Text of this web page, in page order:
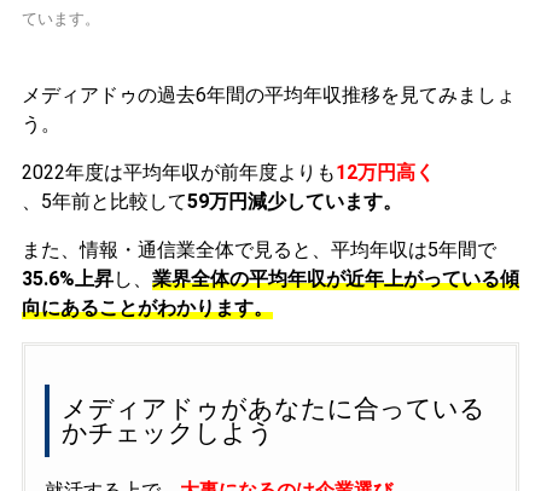
ています。
メディアドゥの過去6年間の平均年収推移を見てみましょ
う。
2022年度は平均年収が前年度よりも12万円高く
、5年前と比較して59万円減少しています。
また、情報・通信業全体で見ると、平均年収は5年間で
35.6%上昇し、 業界全体の平均年収が近年上がっている傾
向にあることがわかります。
メディアドゥがあなたに合っている
かチェックしよう